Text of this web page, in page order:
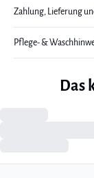
Zahlung, Lieferung
Pflege- &
Das